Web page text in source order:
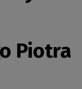
Piotra